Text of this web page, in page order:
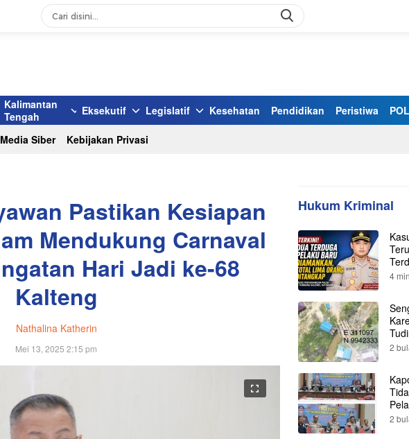
Kalimantan
Tengah
Eksekutif Legislatif Kesehatan Pendidikan Peristiwa
Siber Kebijakan Privasi
Pastikan Kesiapan
Mendukung Carnaval
Hari Jadi ke-68
Kalteng
Nathalina Katherin
Mei 13, 2025 2:15 pm
Hukum Kriminal
dan
4
2
121
2